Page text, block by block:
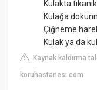
Kulakta
Kulağa
Çiğneme
Kulak ya da
Kaynak kaldırma
koruhastanesi.com